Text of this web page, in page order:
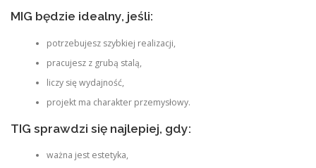
MIG będzie idealny, jeśli:
potrzebujesz szybkiej realizacji,
pracujesz z grubą stalą,
liczy się wydajność,
projekt ma charakter przemysłowy.
TIG sprawdzi się najlepiej, gdy:
ważna jest estetyka,